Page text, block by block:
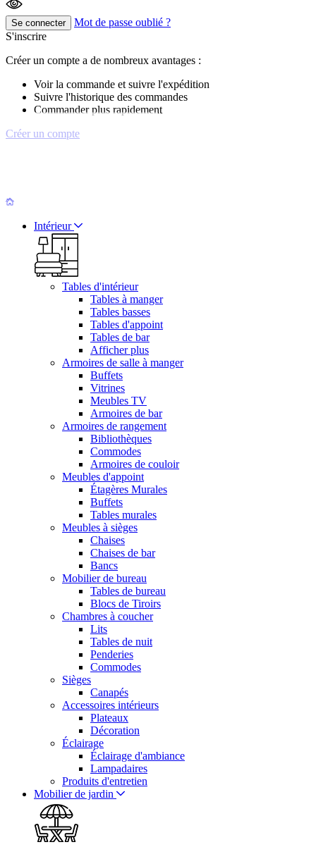
Se connecter
Mot de passe oublié ?
S'inscrire
Créer un compte a de nombreux avantages :
Voir la commande et suivre l'expédition
Suivre l'historique des commandes
Commander plus rapidement
Créer un compte
Intérieur
Tables d'intérieur
Tables à manger
Tables basses
Tables d'appoint
Tables de bar
Afficher plus
Armoires de salle à manger
Buffets
Vitrines
Meubles TV
Armoires de bar
Armoires de rangement
Bibliothèques
Commodes
Armoires de couloir
Meubles d'appoint
Étagères Murales
Buffets
Tables murales
Meubles à sièges
Chaises
Chaises de bar
Bancs
Mobilier de bureau
Tables de bureau
Blocs de Tiroirs
Chambres à coucher
Lits
Tables de nuit
Penderies
Commodes
Sièges
Canapés
Accessoires intérieurs
Plateaux
Décoration
Éclairage
Éclairage d'ambiance
Lampadaires
Produits d'entretien
Mobilier de jardin